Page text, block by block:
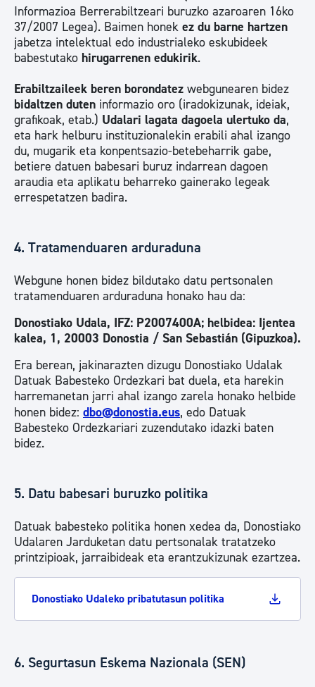
Informazioa Berrerabiltzeari buruzko azaroaren 16ko
37/2007 Legea). Baimen honek ez du barne hartzen
jabetza intelektual edo industrialeko eskubideek
babestutako hirugarrenen edukirik.
Erabiltzaileek beren borondatez webgunearen bidez
bidaltzen duten informazio oro (iradokizunak, ideiak,
grafikoak, etab.) Udalari lagata dagoela ulertuko da,
eta hark helburu instituzionalekin erabili ahal izango
du, mugarik eta konpentsazio-betebeharrik gabe,
betiere datuen babesari buruz indarrean dagoen
araudia eta aplikatu beharreko gainerako legeak
errespetatzen badira.
4. Tratamenduaren arduraduna
Webgune honen bidez bildutako datu pertsonalen
tratamenduaren arduraduna honako hau da:
Donostiako Udala, IFZ: P2007400A; helbidea: Ijentea
kalea, 1, 20003 Donostia / San Sebastián (Gipuzkoa).
Era berean, jakinarazten dizugu Donostiako Udalak
Datuak Babesteko Ordezkari bat duela, eta harekin
harremanetan jarri ahal izango zarela honako helbide
honen bidez: dbo@donostia.eus, edo Datuak
Babesteko Ordezkariari zuzendutako idazki baten
bidez.
5. Datu babesari buruzko politika
Datuak babesteko politika honen xedea da, Donostiako
Udalaren Jarduketan datu pertsonalak tratatzeko
printzipioak, jarraibideak eta erantzukizunak ezartzea.
Donostiako Udaleko pribatutasun politika
6. Segurtasun Eskema Nazionala (SEN)